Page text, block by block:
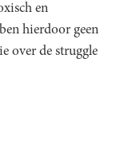
en
hierdoor geen
over de struggle